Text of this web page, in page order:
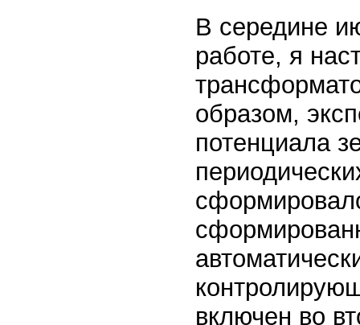
В середине
работе, я
образом,
потенциала
включен во